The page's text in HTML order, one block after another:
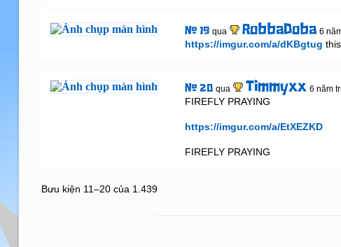
# 19 qua RobbaDoba 6
https://imgur.com/a/dKBgtug
# 20 qua Timmyxx 6 năm
FIREFLY PRAYING
https://imgur.com/a/EtXEZKD
FIREFLY PRAYING
Bưu kiện 11–20 của 1.439